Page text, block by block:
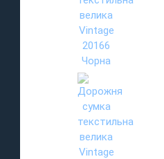
Ціна
2714.00грн.
3877.00грн.